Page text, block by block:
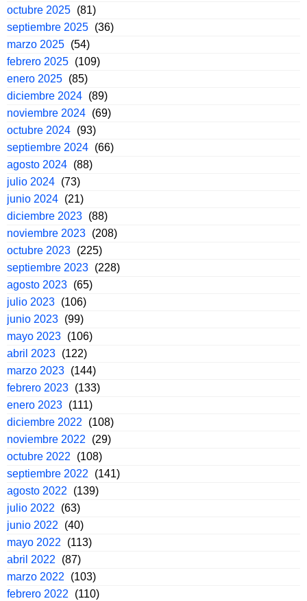
octubre 2025 (81)
septiembre 2025 (36)
marzo 2025 (54)
febrero 2025 (109)
enero 2025 (85)
diciembre 2024 (89)
noviembre 2024 (69)
octubre 2024 (93)
septiembre 2024 (66)
agosto 2024 (88)
julio 2024 (73)
junio 2024 (21)
diciembre 2023 (88)
noviembre 2023 (208)
octubre 2023 (225)
septiembre 2023 (228)
agosto 2023 (65)
julio 2023 (106)
junio 2023 (99)
mayo 2023 (106)
abril 2023 (122)
marzo 2023 (144)
febrero 2023 (133)
enero 2023 (111)
diciembre 2022
(108)
noviembre 2022
(29)
octubre 2022
(108)
septiembre 2022
(141)
agosto 2022
(139)
julio 2022
(63)
junio 2022
(40)
mayo 2022
(113)
abril 2022
(87)
marzo 2022
(103)
febrero 2022
(110)